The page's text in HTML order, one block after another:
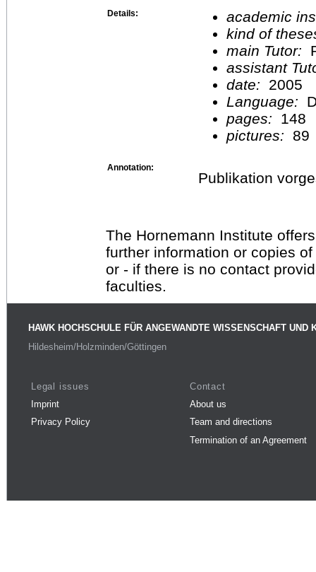
Details:
academic
kind of
main Tutor:
assistant
date:
2005
Language:
pages:
148
pictures:
89
Annotation:
Publikation
The Hornemann Institute
further information or copies
or - if there is no contact
faculties.
HAWK HOCHSCHULE FÜR ANGEWANDTE WISSENSCHAFT UND
Hildesheim/Holzminden/Göttingen
Legal issues
Imprint
Privacy Policy
Contact
About us
Team and directions
Termination of an Agreement